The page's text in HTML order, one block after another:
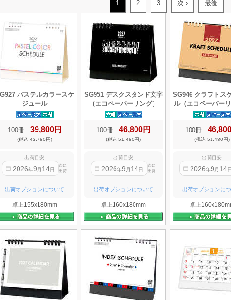
1 2 3 次 › 最後
パステルカラースケ
ジュール
100冊: 39,800円
(税込 43,780円)
出荷目安
2026年9 月 14日
迄に
出荷
出荷オプションについて
卓上155x180mm
SG951 デスクスタンド文字
（エコペーパーリング）
100冊: 46,800円
(税込 51,480円)
出荷目安
2026年9 月 14日
迄に
出荷
出荷オプションについて
卓上160x180mm
SG946 クラフトス
ル（エコペーパーリ
100冊:
(税込 51,480円)
出荷目安
2026年9 月 14日
出荷オプションに
卓上